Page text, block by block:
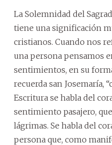
La Solemnidad del
tiene una significación
cristianos. Cuando nos
una persona pensamos
sentimientos, en su
recuerda san Josemaría,
Escritura se habla del
sentimiento pasajero,
lágrimas. Se habla del
persona que, como